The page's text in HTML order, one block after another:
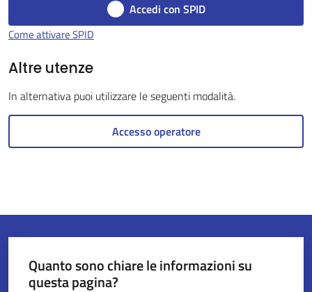
Servizi
on-
line
Tutti
Accedi con SPID
Come attivare SPID
Altre utenze
In alternativa puoi utilizzare le seguenti modalità.
Accesso operatore
Quanto sono chiare le informazioni su
questa pagina?